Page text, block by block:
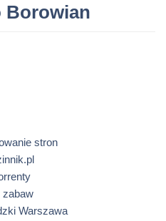
Borowian
stron
zabaw
Warszawa